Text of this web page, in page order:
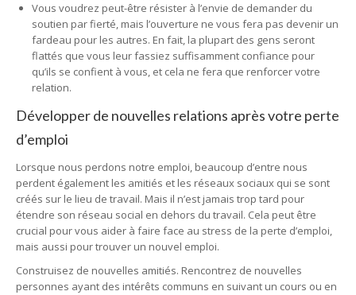
Vous voudrez peut-être résister à l’envie de demander du
soutien par fierté, mais l’ouverture ne vous fera pas devenir un
fardeau pour les autres. En fait, la plupart des gens seront
flattés que vous leur fassiez suffisamment confiance pour
qu’ils se confient à vous, et cela ne fera que renforcer votre
relation.
Développer de nouvelles relations après votre perte
d’emploi
Lorsque nous perdons notre emploi, beaucoup d’entre nous
perdent également les amitiés et les réseaux sociaux qui se sont
créés sur le lieu de travail. Mais il n’est jamais trop tard pour
étendre son réseau social en dehors du travail. Cela peut être
crucial pour vous aider à faire face au stress de la perte d’emploi,
mais aussi pour trouver un nouvel emploi.
Construisez de nouvelles amitiés. Rencontrez de nouvelles
personnes ayant des intérêts communs en suivant un cours ou en